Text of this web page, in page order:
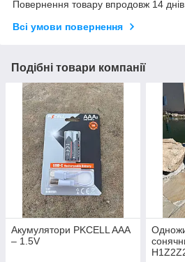
Повернення товару впродовж 14
Всі умови повернення
Подібні товари компанії
Акумулятори PKCELL AAА
– 1.5V